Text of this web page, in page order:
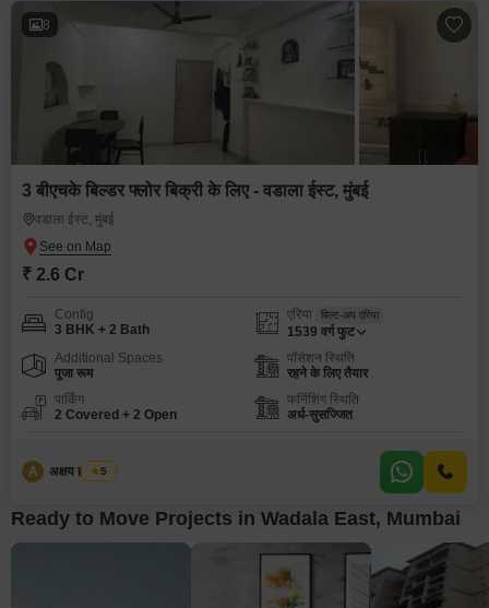
8
3 बीएचके बिल्डर फ्लोर बिक्री के लिए - वडाला ईस्ट, मुंबई
वडाला ईस्ट, मुंबई
₹ 2.6 Cr
Config
3 BHK + 2 Bath
एरिया बिल्ट-अप एरिया
1539 वर्ग फुट
Additional Spaces
पूजा रूम
पॉसेशन स्थिति
रहने के लिए तैयार
पार्किंग
2 Covered + 2 Open
फर्निशिंग स्थिति
अर्ध-सुसज्जित
A अक्षय ह पाटील
5
Ready to Move Projects in Wadala East, Mumbai